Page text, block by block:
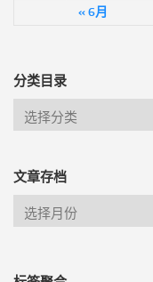
« 6月
分类目录
文章存档